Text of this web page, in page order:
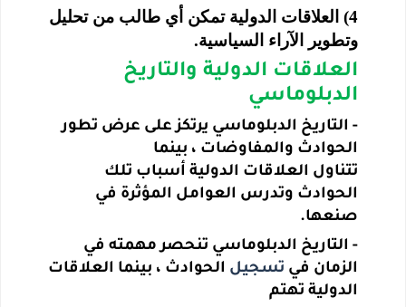
4) العلاقات الدولية تمكن أي طالب من تحليل
وتطوير الآراء السياسية.
العلاقات الدولية والتاريخ
الدبلوماسي
- التاريخ الدبلوماسي يرتكز على عرض تطور
الحوادث والمفاوضات ، بينما
تتناول العلاقات الدولية أسباب تلك
الحوادث وتدرس العوامل المؤثرة في
صنعها.
- التاريخ الدبلوماسي تنحصر مهمته في
الزمان في تسجيل الحوادث ، بينما العلاقات
الدولية تهتم